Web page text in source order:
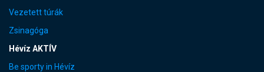
Vezetett túrák
Zsinagóga
Hévíz AKTÍV
Be sporty in Hévíz